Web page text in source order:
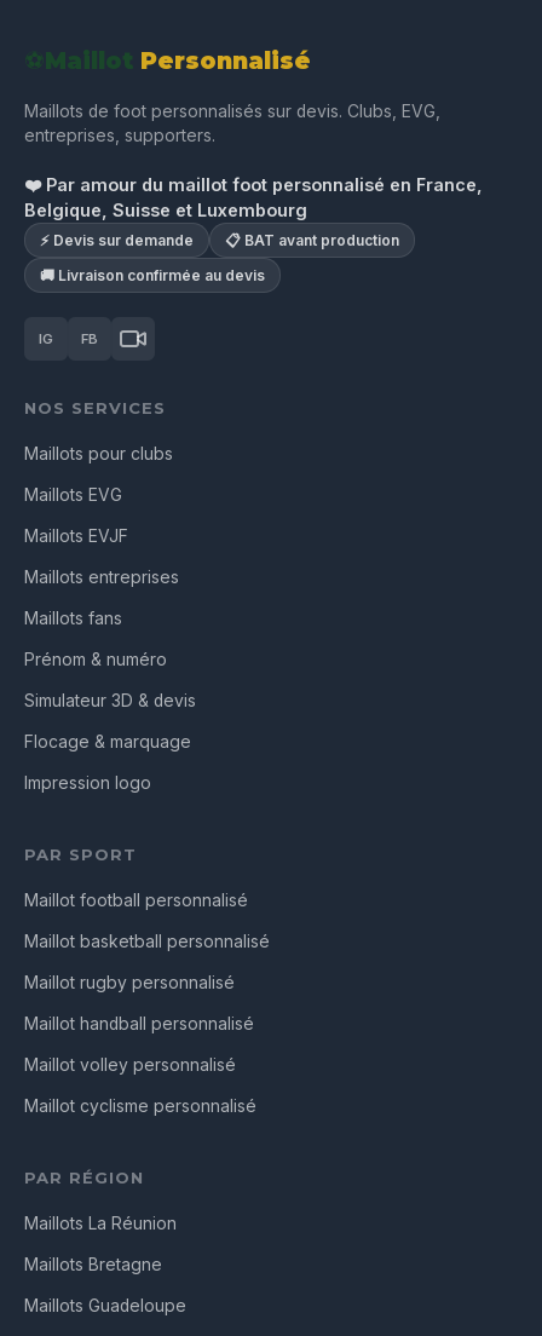
⚽Maillot Personnalisé
Maillots de foot personnalisés sur devis. Clubs, EVG,
entreprises, supporters.
❤️ Par amour du maillot foot personnalisé en France,
Belgique, Suisse et Luxembourg
⚡ Devis sur demande
📋 BAT avant production
🚚 Livraison confirmée au devis
IG FB
NOS SERVICES
Maillots pour clubs
Maillots EVG
Maillots EVJF
Maillots entreprises
Maillots fans
Prénom & numéro
Simulateur 3D & devis
Flocage & marquage
Impression logo
PAR SPORT
Maillot football personnalisé
Maillot basketball personnalisé
Maillot rugby personnalisé
Maillot handball personnalisé
Maillot volley personnalisé
Maillot cyclisme personnalisé
PAR RÉGION
Maillots La Réunion
Maillots Bretagne
Maillots Guadeloupe